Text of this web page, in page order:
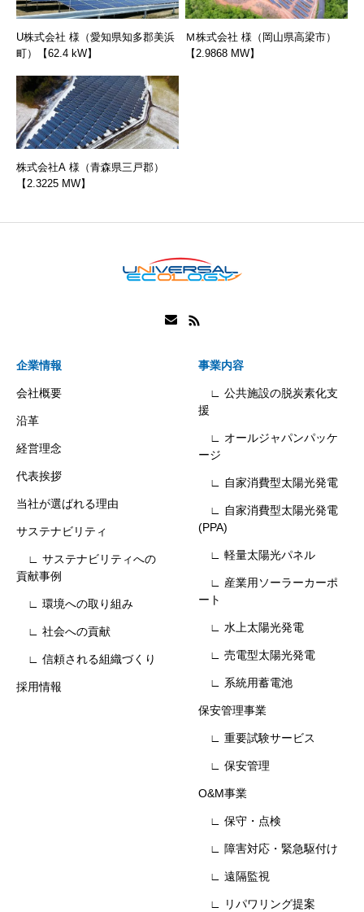
U株式会社 様（愛知県知多郡美浜
町）【62.4 kW】
Ｍ株式会社 様（岡山県高梁市）
【2.9868 MW】
株式会社A 様（青森県三戸郡）
【2.3225 MW】
企業情報
会社概要
沿革
経営理念
代表挨拶
当社が選ばれる理由
サステナビリティ
∟ サステナビリティへの
貢献事例
∟ 環境への取り組み
∟ 社会への貢献
∟ 信頼される組織づくり
採用情報
事業内容
∟ 公共施設の脱炭素化支
援
∟ オールジャパンパッケ
ージ
∟ 自家消費型太陽光発電
∟ 自家消費型太陽光発電
(PPA)
∟ 軽量太陽光パネル
∟ 産業用ソーラーカーポ
ート
∟ 水上太陽光発電
∟ 売電型太陽光発電
∟ 系統用蓄電池
保安管理事業
∟ 重要試験サービス
∟ 保安管理
O&M事業
∟ 保守・点検
∟ 障害対応・緊急駆付け
∟ 遠隔監視
∟ リパワリング提案